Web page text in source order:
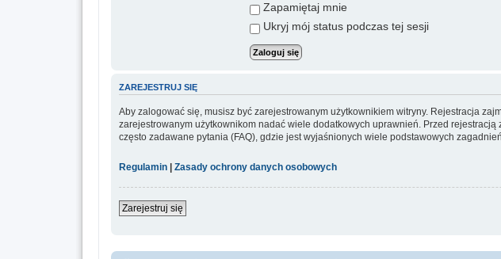
Zapamiętaj mnie
Ukryj mój status podczas tej sesji
ZAREJESTRUJ SIĘ
Aby zalogować się, musisz być zarejestrowanym użytkownikiem witryny. Rejestracja
zarejestrowanym użytkownikom nadać wiele dodatkowych uprawnień. Przed
często zadawane pytania (FAQ), gdzie jest wyjaśnionych wiele podstawowych
Regulamin Zasady ochrony danych osobowych
Zarejestruj się